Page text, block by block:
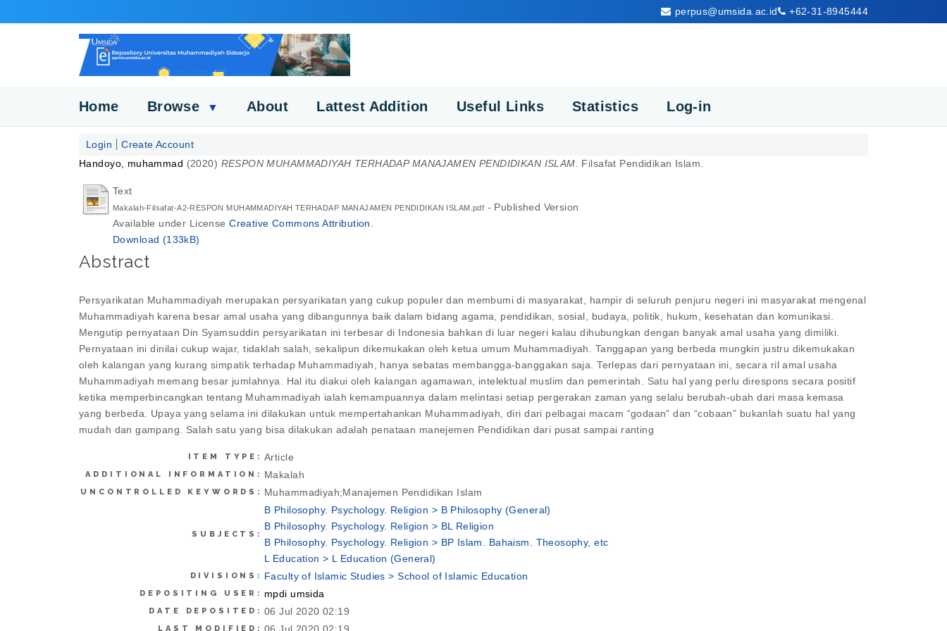
perpus@umsida.ac.id +62-31-8945444
Home Browse ▼ About Lattest Addition Useful Links Statistics Log-in
Login
Create Account
Handoyo, muhammad (2020) RESPON MUHAMMADIYAH TERHADAP MANAJAMEN PENDIDIKAN ISLAM. Filsafat Pendidikan Islam.
Text
Makalah-Filsafat-A2-RESPON MUHAMMADIYAH TERHADAP MANAJAMEN PENDIDIKAN ISLAM.pdf - Published Version
Available under LicenseCreative Commons Attribution
Download (133kB)
Abstract
Persyarikatan Muhammadiyah merupakan persyarikatan yang cukup populer dan membumi di masyarakat, hampir di seluruh penjuru negeri ini masyarakat mengenal
Muhammadiyah karena besar amal usaha yang dibangunnya baik dalam bidang agama, pendidikan, sosial, budaya, politik, hukum, kesehatan dan komunikasi.
Mengutip pernyataan Din Syamsuddin persyarikatan ini terbesar di Indonesia bahkan di luar negeri kalau dihubungkan dengan banyak amal usaha yang dimiliki.
Pernyataan ini dinilai cukup wajar, tidaklah salah, sekalipun dikemukakan oleh ketua umum Muhammadiyah. Tanggapan yang berbeda mungkin justru dikemukakan
oleh kalangan yang kurang simpatik terhadap Muhammadiyah, hanya sebatas membangga-banggakan saja. Terlepas dari pernyataan ini, secara ril amal usaha
Muhammadiyah memang besar jumlahnya. Hal itu diakui oleh kalangan agamawan, intelektual muslim dan pemerintah. Satu hal yang perlu direspons secara positif
ketika memperbincangkan tentang Muhammadiyah ialah kemampuannya dalam melintasi setiap pergerakan zaman yang selalu berubah-ubah dari masa kemasa
yang berbeda. Upaya yang selama ini dilakukan untuk mempertahankan Muhammadiyah, diri dari pelbagai macam “godaan” dan “cobaan” bukanlah suatu hal yang
mudah dan gampang. Salah satu yang bisa dilakukan adalah penataan manejemen Pendidikan dari pusat sampai ranting
ITEM TYPE: Article
ADDITIONAL INFORMATION: Makalah
UNCONTROLLED KEYWORDS: Muhammadiyah;Manajemen Pendidikan Islam
SUBJECTS:
B Philosophy. Psychology. Religion > B Philosophy (General)
B Philosophy. Psychology. Religion > BL Religion
B Philosophy. Psychology. Religion > BP Islam. Bahaism. Theosophy, etc
L Education > L Education (General)
DIVISIONS: Faculty of Islamic Studies > School of Islamic Education
DEPOSITING USER: mpdi umsida
DATE DEPOSITED: 06 Jul 2020 02:19
LAST MODIFIED: 06 Jul 2020 02:19